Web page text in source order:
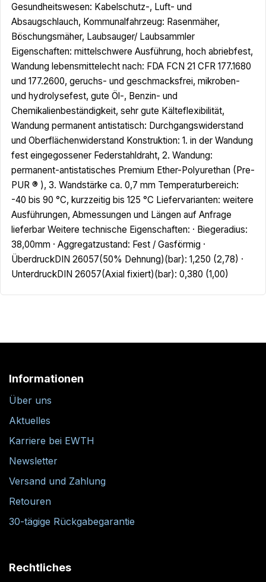
Gesundheitswesen: Kabelschutz-, Luft- und
Absaugschlauch, Kommunalfahrzeug: Rasenmäher,
Böschungsmäher, Laubsauger/ Laubsammler
Eigenschaften: mittelschwere Ausführung, hoch abriebfest,
Wandung lebensmittelecht nach: FDA FCN 21 CFR 177.1680
und 177.2600, geruchs- und geschmacksfrei, mikroben-
und hydrolysefest, gute Öl-, Benzin- und
Chemikalienbeständigkeit, sehr gute Kälteflexibilität,
Wandung permanent antistatisch: Durchgangswiderstand
und Oberflächenwiderstand Konstruktion: 1. in der Wandung
fest eingegossener Federstahldraht, 2. Wandung:
permanent-antistatisches Premium Ether-Polyurethan (Pre-
PUR ® ), 3. Wandstärke ca. 0,7 mm Temperaturbereich:
-40 bis 90 °C, kurzzeitig bis 125 °C Liefervarianten: weitere
Ausführungen, Abmessungen und Längen auf Anfrage
lieferbar Weitere technische Eigenschaften: · Biegeradius:
38,00mm · Aggregatzustand: Fest / Gasförmig ·
ÜberdruckDIN 26057(50% Dehnung)(bar): 1,250 (2,78) ·
UnterdruckDIN 26057(Axial fixiert)(bar): 0,380 (1,00)
Informationen
Über uns
Aktuelles
Karriere bei EWTH
Newsletter
Versand und Zahlung
Retouren
30-tägige Rückgabegarantie
Rechtliches